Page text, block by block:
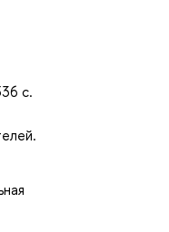
с.